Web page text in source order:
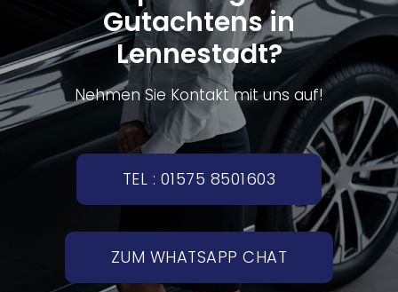
Gutachtens in
Lennestadt?
Nehmen Sie Kontakt mit uns auf!
TEL : 01575 8501603
ZUM WHATSAPP CHAT